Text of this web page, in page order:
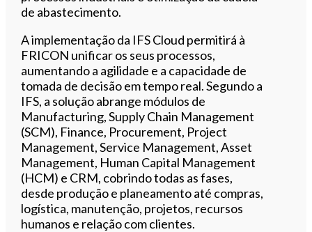
de abastecimento.
A implementação da IFS Cloud permitirá à
FRICON unificar os seus processos,
aumentando a agilidade e a capacidade de
tomada de decisão em tempo real. Segundo a
IFS, a solução abrange módulos de
Manufacturing, Supply Chain Management
(SCM), Finance, Procurement, Project
Management, Service Management, Asset
Management, Human Capital Management
(HCM) e CRM, cobrindo todas as fases,
desde produção e planeamento até compras,
logística, manutenção, projetos, recursos
humanos e relação com clientes.